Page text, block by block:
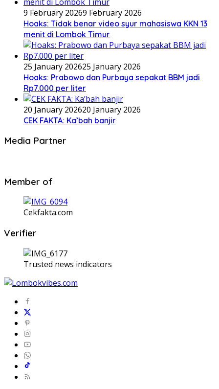
9 February 20269 February 2026
Hoaks: Tidak benar video syur mahasiswa KKN 13
menit di Lombok Timur
25 January 202625 January 2026
Hoaks: Prabowo dan Purbaya sepakat BBM jadi
Rp7.000 per liter
20 January 202620 January 2026
CEK FAKTA: Ka’bah banjir
Media Partner
Member of
Cekfakta.com
Verifier
Trusted news indicators